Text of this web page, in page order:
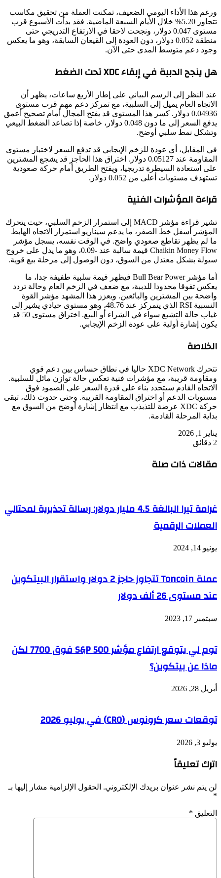
ورغم هذا الأداء اليومي الضعيف، تمكنت العملة من تحقيق مكاسب
تتجاوز 5.20% خلال الأيام السبعة الماضية. فقد بدأت الأسبوع قرب
مستوى 0.047 دولار، ونجحت لاحقا في الارتفاع التدريجي حتى
منطقة 0.052 دولار، دون العودة إلى القيعان السابقة، وهو ما يعكس
وجود دعم متوسط المدى حتى الآن.
هل ينجح الدببة في إبقاء XDC تحت الضغط
عند النظر إلى الرسم البياني على إطار الأربع ساعات، يظهر أن
الاتجاه العام يميل إلى السلبية، مع تمركز دعم مهم قرب مستوى
0.04936 دولار. كسر هذا المستوى قد يفتح المجال أمام تصحيح أعمق
يدفع السعر إلى ما دون 0.048 دولار، خاصة إذا تصاعد الضغط البيعي
وتشكل نمط سلبي أوضح.
في المقابل، أي عودة للزخم الإيجابي قد تدفع السعر لاختبار مستوى
المقاومة عند 0.05127 دولار. اختراق هذا الحاجز قد يشجع المشترين
على استعادة السيطرة تدريجيا، ويفتح الطريق أمام حركة صعودية
تستهدف مستويات أعلى من 0.052 دولار.
قراءة المؤشرات الفنية
تشير قراءة مؤشر MACD إلى استمرار الزخم السلبي، حيث يتحرك
المؤشر أسفل خط الصفر، ما يدعم سيناريو استمرار الاتجاه الهابط
ما لم يظهر تقاطع صعودي واضح. في الوقت نفسه، يسجل مؤشر
Chaikin Money Flow قيمة سالبة عند -0.09، وهو ما يدل على خروج
سيولة بشكل معتدل من السوق، دون الوصول إلى مرحلة بيع قوية.
أما مؤشر Bull Bear Power فيظهر قيمة سلبية طفيفة جدا، ما
يعكس تفوقا محدودا للدببة، مع ضعف في الزخم العام وحالة تردد
واضحة بين المشترين والبائعين. ويعزز هذا المشهد مؤشر القوة
النسبية RSI الذي يتمركز عند 48.76، وهو مستوى حيادي يشير إلى
غياب حالة التشبع سواء في الشراء أو البيع. اختراق مستوى 50 قد
يكون إشارة أولية على عودة الزخم الإيجابي.
الخلاصة
تتحرك XDC Network حاليا في نطاق حساس بين دعم قوي
ومقاومة قريبة، مع مؤشرات فنية تعكس حالة توازن مائل للسلبية.
الاتجاه القادم سيتحدد بناء على قدرة السعر على الصمود فوق
مستويات الدعم أو اختراق المقاومة القريبة. وحتى حدوث ذلك، تبقى
حركة XDC عرضة للتذبذب مع انتظار إشارة أوضح من السوق مع
بداية المرحلة القادمة.
يناير 1, 2026
2 دقائق
مقالات ذات صلة
غرامة تيرا البالغة 4.5 مليار دولار: رسالة تحذيرية لمحتالي
العملات الرقمية
يونيو 14, 2024
عملة Toncoin تتجاوز حاجز 2 دولار واستقرار البيتكوين
عند مستوى 26 ألف دولار
سبتمبر 17, 2023
توم لي يتوقع ارتفاع مؤشر S&P 500 فوق 7700 لكن
ماذا عن بيتكوين؟
أبريل 28, 2026
توقعات سعر كرونوس (CRO) في يوليو 2026
يوليو 3, 2026
اترك تعليقاً
لن يتم نشر عنوان بريدك الإلكتروني. الحقول الإلزامية مشار إليها بـ
*
التعليق *